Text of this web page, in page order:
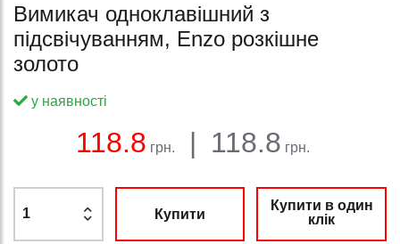
Вимикач одноклавішний з
підсвічуванням, Enzo розкішне
золото
Баланс:
у наявності
118.8 грн. | 118.8 грн.
Купити
Купити в один
клік